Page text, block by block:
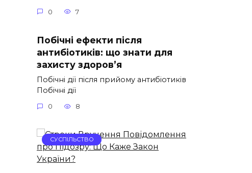
0 7
Побічні ефекти після
антибіотиків: що знати для
захисту здоров’я
Побічні дії після прийому антибіотиків
Побічні дії
0 8
СУСПІЛЬСТВО